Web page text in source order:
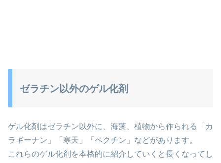
ゼラチン以外のゲル化剤
ゲル化剤はゼラチン以外に、海藻、植物から作られる「カ
ラギーナン」「寒天」「ペクチン」などがあります。
これらのゲル化剤を本格的に紹介していくと長くなってし